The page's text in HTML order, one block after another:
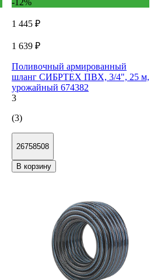
1 445 ₽
1 639 ₽
Поливочный армированный
шланг СИБРТЕХ ПВХ, 3/4", 25 м,
урожайный 674382
3
(3)
26758508
В корзину